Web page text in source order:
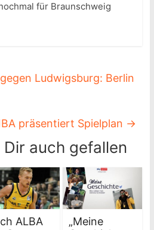
für Braunschweig
Ludwigsburg: Berlin
präsentiert Spielplan →
auch gefallen
ALBA
„Meine